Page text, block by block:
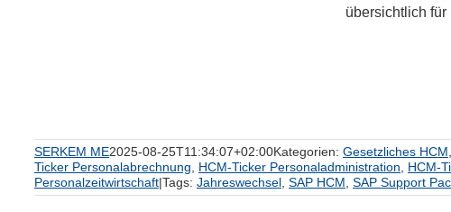
übersichtlich für
SERKEM ME2025-08-25T11:34:07+02:00Kategorien: Gesetzliches HCM
Ticker Personalabrechnung
HCM-Ticker Personaladministration HCM-
Personalzeitwirtschaft|Tags: Jahreswechsel SAP HCM SAP Support